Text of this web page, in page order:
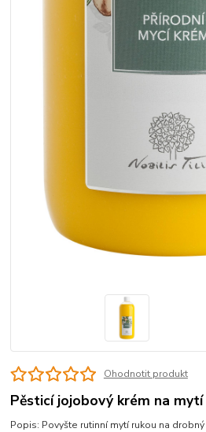
Ohodnotit produkt
Pěsticí jojobový krém na
Popis: Povyšte rutinní mytí rukou na